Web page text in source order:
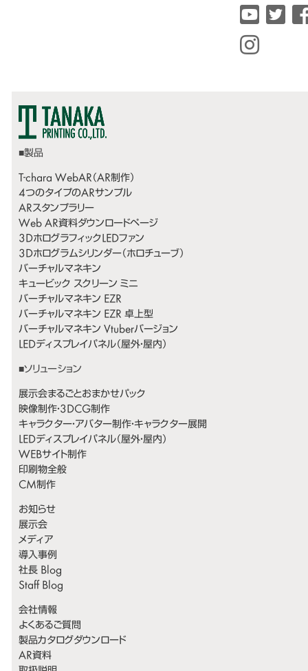
T-chara WebAR（AR制作）
4つのタイプのARサンプル
ARスタンプラリー
Web AR資料ダウンロードページ
3DホログラフィックLEDファン
3Dホログラムシリンダー（ホロチューブ）
バーチャルマネキン
キュービック スクリーン ミニ
バーチャルマネキン EZR
バーチャルマネキン EZR 卓上型
バーチャルマネキン Vtuberバージョン
LEDディスプレイパネル（屋外・屋内）
展示会まるごとおまかせパック
映像制作・3DCG制作
キャラクター・アバター制作・キャラクター展開
LEDディスプレイパネル（屋外・屋内）
WEBサイト制作
印刷物全般
CM制作
お知らせ
展示会
メディア
導入事例
社長 Blog
Staff Blog
会社情報
よくあるご質問
製品カタログダウンロード
AR資料